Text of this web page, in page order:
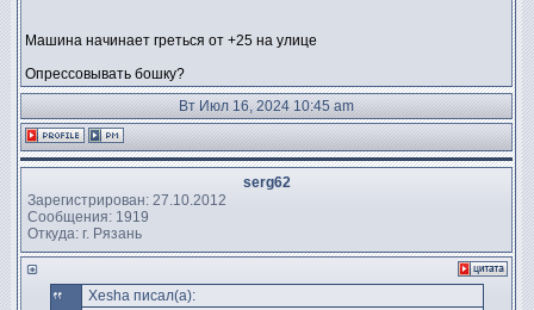
Машина начинает греться от +25 на улице
Опрессовывать бошку?
Вт Июл 16, 2024 10:45 am
serg62
Зарегистрирован: 27.10.2012
Сообщения: 1919
Откуда: г. Рязань
Xesha писал(а):